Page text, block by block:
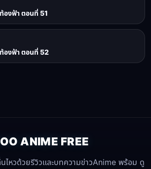
องฟ้า ตอนที่ 51
องฟ้า ตอนที่ 52
ANIME FREE
ไหวด้วยรีวิวและบทความข่าวAnime พร้อม ดู